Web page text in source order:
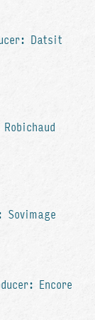
Datsit
Sovimage
Encore